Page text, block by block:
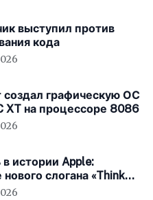
выступил против
кода
создал графическую ОС
XT на процессоре 8086
истории Apple:
слогана «Think